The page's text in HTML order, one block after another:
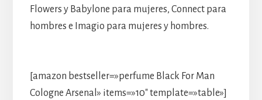
Flowers y Babylone para mujeres, Connect para
hombres e Imagio para mujeres y hombres.
[amazon bestseller=»perfume Black For Man
Cologne Arsenal» items=»10″ template=»table»]